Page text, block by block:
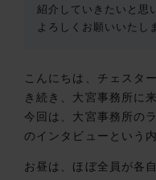
紹介していきたいと思
よろしくお願いいたし
こんにちは、チェスタ
き続き、大宮事務所に
今回は、大宮事務所の
のインタビューという
お昼は、ほぼ全員が各